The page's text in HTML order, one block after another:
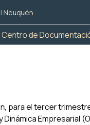
Neuquén
Centro de
para el tercer
Empresarial